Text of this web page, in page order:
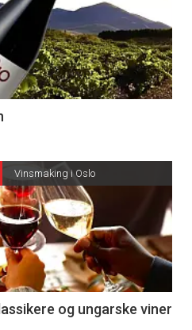
Vinsmaking i Oslo
og ungarske viner